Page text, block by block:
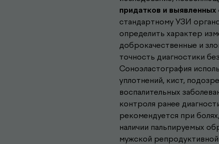
придатков и выявленных
стандартному УЗИ
определить характер
доброкачественные и
точность диагностики
Соноэластография
уплотнений, кист,
воспалительных
контроля ранее
рекомендуется при
наличии пальпируемых
мужской